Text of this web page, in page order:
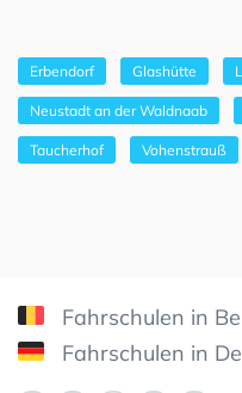
Erbendorf Glashütte
Neustadt an der Waldnaab
Taucherhof Vohenstrauß
Fahrschulen in
Fahrschulen in